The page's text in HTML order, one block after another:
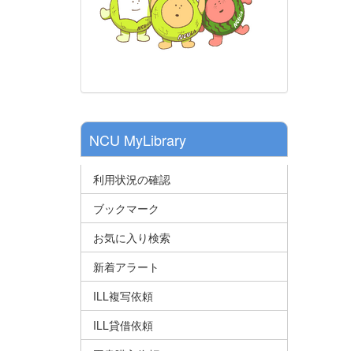
NCU MyLibrary
利用状況の確認
ブックマーク
お気に入り検索
新着アラート
ILL複写依頼
ILL貸借依頼